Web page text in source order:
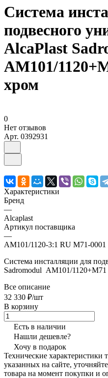
Система
подвесного
AlcaPlast
AM101/
хром
0
Нет отзывов
Арт. 0392931
Характеристики
Бренд
—
Alcaplast
Артикул поставщика
—
AM101/1120-3:1 RU M71-0001
Система инсталляции для
Sadromodul AM101/
Все описание
32 330 ₽/шт
В корзину
Есть в наличии
Нашли дешевле?
Хочу в подарок
Технические характеристики
указанных на сайте,
товара на момент покупки и